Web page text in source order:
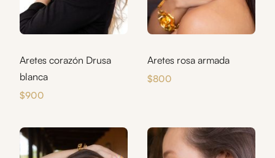
Aretes corazón Drusa
blanca
$900
Aretes rosa armada
$800